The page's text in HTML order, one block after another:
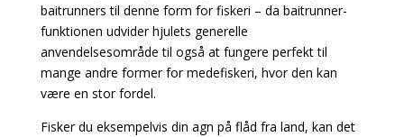
baitrunners til denne form for fiskeri – da baitrunner-
funktionen udvider hjulets generelle
anvendelsesområde til også at fungere perfekt til
mange andre former for medefiskeri, hvor den kan
være en stor fordel.
Fisker du eksempelvis din agn på flåd fra land, kan det